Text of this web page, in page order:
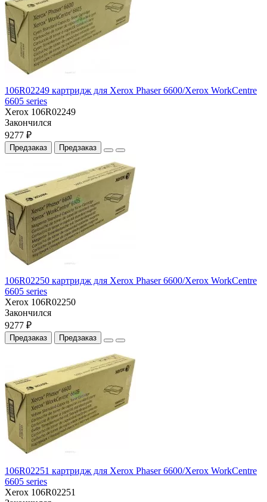
106R02249 картридж для Xerox Phaser 6600/Xerox WorkCentre
6605 series
Xerox 106R02249
Закончился
9277 ₽
Предзаказ Предзаказ
106R02250 картридж для Xerox Phaser 6600/Xerox WorkCentre
6605 series
Xerox 106R02250
Закончился
9277 ₽
Предзаказ Предзаказ
106R02251 картридж для Xerox Phaser 6600/Xerox WorkCentre
6605 series
Xerox 106R02251